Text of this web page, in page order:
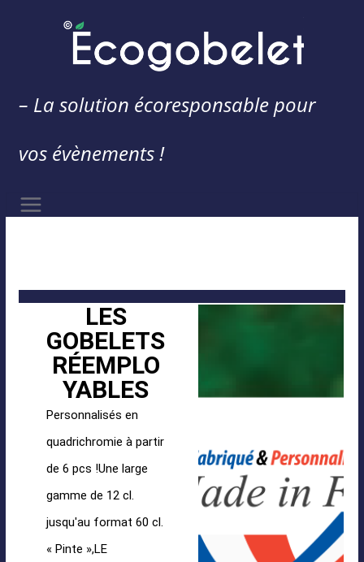
– La solution écoresponsable pour
vos évènements !
LES
GOBELETS
RÉEMPLO
YABLES
Personnalisés en
quadrichromie à partir
de 6 pcs !Une large
gamme de 12 cl.
jusqu'au format 60 cl.
« Pinte »,LE